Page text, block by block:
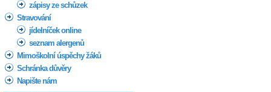
zápisy ze schůzek
Stravování
jídelníček online
seznam alergenů
Mimoškolní úspěchy žáků
Schránka důvěry
Napište nám